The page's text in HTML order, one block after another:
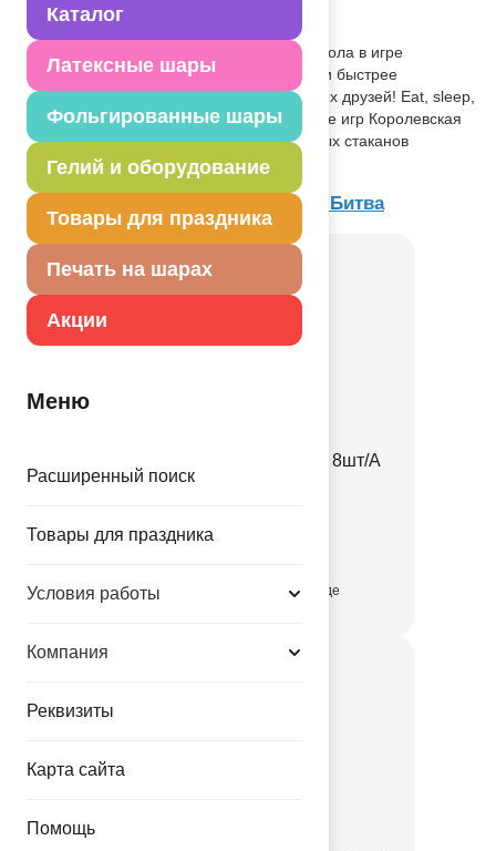
Каталог
Латексные шары
Фольгированные шары
Гелий и оборудование
Товары для праздника
Печать на шарах
Акции
Меню
Расширенный поиск
Товары для праздника
Условия работы
Компания
Реквизиты
Карта сайта
Помощь
Описание товара
Остров, на который случайно занесло Пола в игре
Фортнайт, отнюдь не безопасен. Играй и быстрее
возвращайся в привычный мир реальных друзей! Eat, sleep,
game, repeat! Проведи вечеринку в стиле игр Королевская
битва! В упаковке 8 больших пластиковых стаканов
объемом 473 мл.
Товар из коллекции Королевская Битва
Тарелка Battle Royal 17см 8шт/А
30.00 руб.
присутствует на складе